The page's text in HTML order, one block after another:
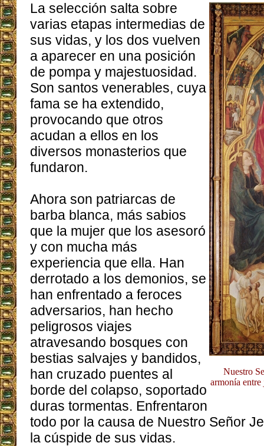
Nuestro
armonía
La selección salta sobre
varias etapas intermedias de
sus vidas, y los dos vuelven
a aparecer en una posición
de pompa y majestuosidad.
Son santos venerables, cuya
fama se ha extendido,
provocando que otros
acudan a ellos en los
diversos monasterios que
fundaron.
Ahora son patriarcas de
barba blanca, más sabios
que la mujer que los asesoró
y con mucha más
experiencia que ella. Han
derrotado a los demonios, se
han enfrentado a feroces
adversarios, han hecho
peligrosos viajes
atravesando bosques con
bestias salvajes y bandidos,
han cruzado puentes al
borde del colapso, soportado
duras tormentas. Enfrentaron
todo por la causa de Nuestro Señor
la cúspide de sus vidas.